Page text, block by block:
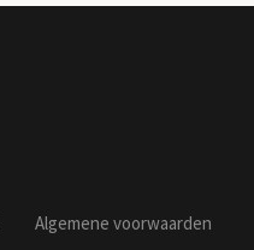
Algemene voorwaarden